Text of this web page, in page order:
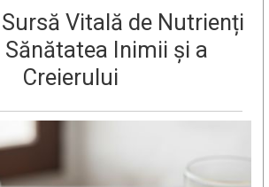
Sursă Vitală de Nutrienți
Inimii și a
Creierului